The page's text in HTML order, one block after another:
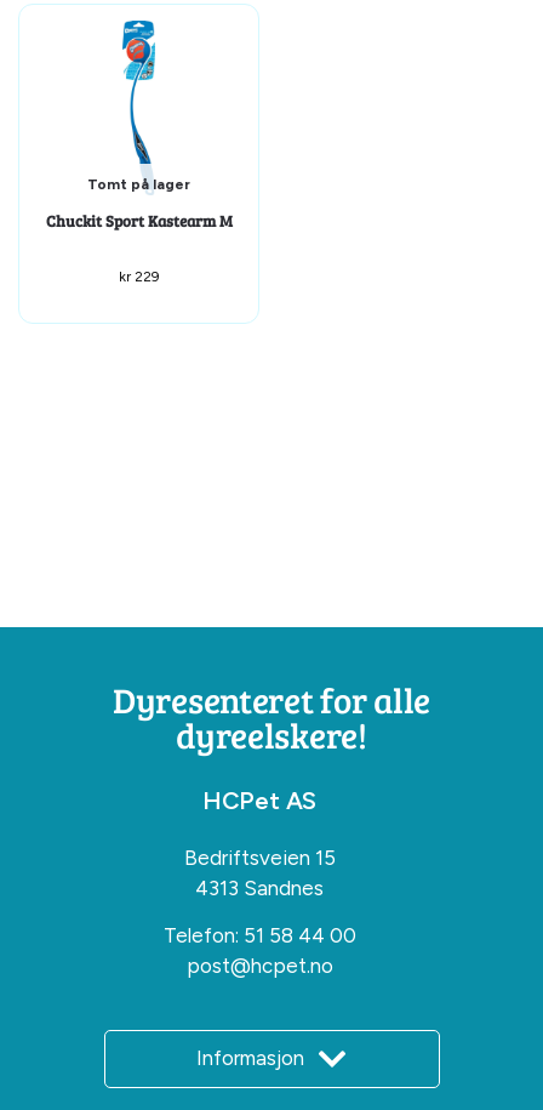
Tomt på lager
Chuckit Sport Kastearm M
kr229
Dyresenteret for alle
dyreelskere!
HCPet AS
Bedriftsveien 15
4313 Sandnes
Telefon: 51 58 44 00
post@hcpet.no
Informasjon